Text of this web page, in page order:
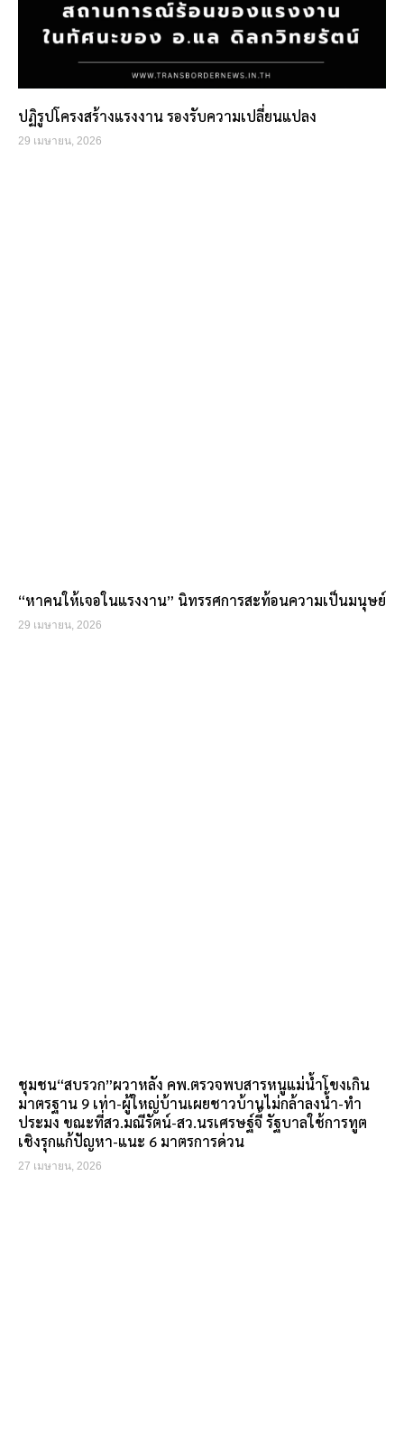
ปฏิรูปโครงสร้างแรงงาน รองรับความเปลี่ยนแปลง
29 เมษายน, 2026
“หาคนให้เจอในแรงงาน” นิทรรศการสะท้อนความเป็นมนุษย์
29 เมษายน, 2026
ชุมชน“สบรวก”ผวาหลัง คพ.ตรวจพบสารหนูแม่น้ำโขงเกิน
มาตรฐาน 9 เท่า-ผู้ใหญ่บ้านเผยชาวบ้านไม่กล้าลงน้ำ-ทำ
ประมง ขณะที่สว.มณีรัตน์-สว.นรเศรษฐ์จี้ รัฐบาลใช้การทูต
เชิงรุกแก้ปัญหา-แนะ 6 มาตรการด่วน
27 เมษายน, 2026